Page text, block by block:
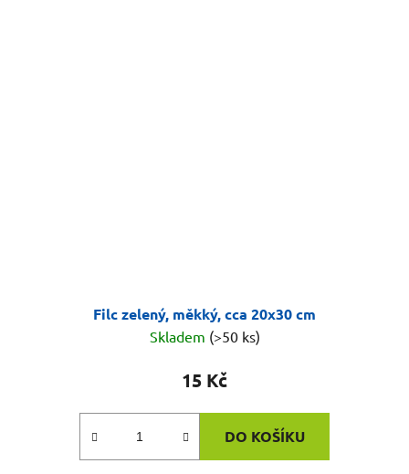
Filc zelený, měkký, cca 20x30 cm
Skladem (>50 ks)
15 Kč
DO KOŠÍKU